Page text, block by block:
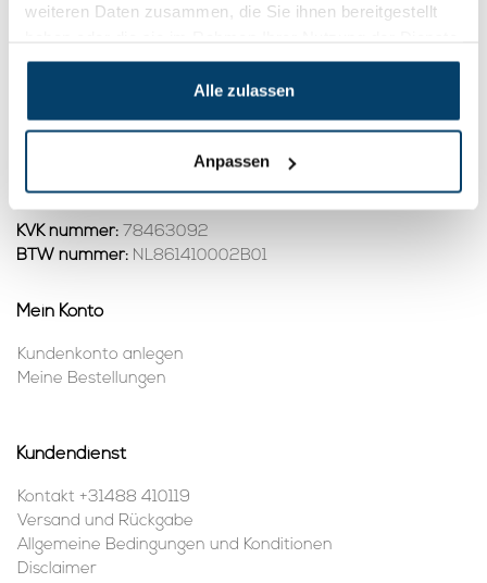
weiteren Daten zusammen, die Sie ihnen bereitgestellt
gesammelt haben.
Alle zulassen
Anpassen
Adresse:Dalwagenseweg 91 4043MV Opheusden
info@staalkabelstunter.com
KVK nummer: 78463092
BTW nummer: NL861410002B01
Mein Konto
Kundenkonto anlegen
Meine Bestellungen
Kundendienst
Kontakt +31488 410119
Versand und Rückgabe
Allgemeine Bedingungen und Konditionen
Disclaimer